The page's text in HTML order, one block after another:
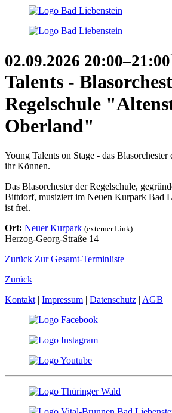
02.09.2026 20:00–21:00
Talents -
Regelschule
Oberland"
Young Talents on Stage - das Blasorchester
ihr Können.
Das Blasorchester der Regelschule,
Bittdorf, musiziert im Neuen Kurpark Bad
ist frei.
Ort: Neuer Kurpark (externer Link)
Herzog-Georg-Straße 14
Zurück Zur Gesamt-Terminliste
Zurück
Kontakt | Impressum | Datenschutz | AGB